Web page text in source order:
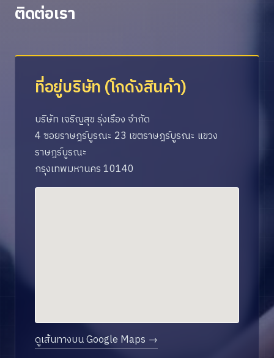
ติดต่อเรา
ที่อยู่บริษัท (โกดังสินค้า)
บริษัท เจริญสุข รุ่งเรือง จำกัด
4 ซอยราษฎร์บูรณะ 23 เขตราษฎร์บูรณะ แขวง
ราษฎร์บูรณะ
กรุงเทพมหานคร 10140
ดูเส้นทางบน Google Maps →